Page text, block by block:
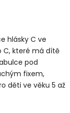
hlásky C ve
C, které má dítě
pod
fixem,
děti ve věku 5 až